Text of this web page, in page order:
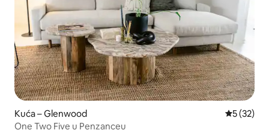
Kuća – Glenwood Prosječna
5 (32)
One Two Five u Penzanceu